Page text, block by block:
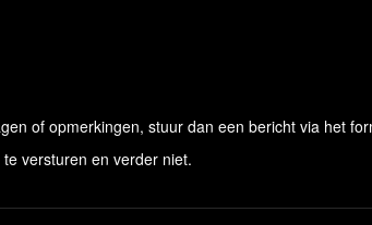
of opmerkingen, stuur dan een bericht via het
versturen en verder niet.